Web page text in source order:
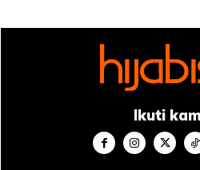
luar raudah. Dan rasanya
ditutup. Masa itulah.. keadaan
InsyaAllah.. dapat buat
mahukan. Segalanya dengan
rezeki dari Allah. Saya
didalam rahmatNYA dan
Ikuti